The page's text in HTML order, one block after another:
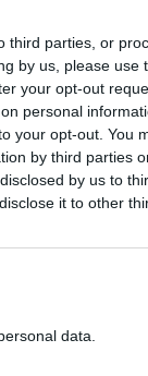
third parties, or
by us, please use
your opt-out
personal
your opt-out. You
by third parties
by us to
it to other
data.
durch. Da